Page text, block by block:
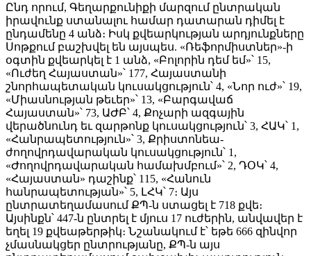
Ընդ որում, Գեղարքունիքի մարզում ընտրական
իրավունք ստանալու համար դատարան դիմել է
ընդամենը 4 անձ։ Իսկ քվեարկության արդյունքները
Սոթքում բաշխվել են այսպես. «Ռեֆորմիստներ»-ի
օգտին քվեարկել է 1 անձ, «Բոլորին դեմ եմ»՝ 15,
«Ուժեղ Հայաստան»՝ 177, Հայաստանի
շնորհապետական կուսակցություն՝ 4, «Նոր ուժ»՝ 19,
«Միասնության թեւեր»՝ 13, «Բարգավաճ
Հայաստան»՝ 73, ԱԺԲ՝ 4, Քոչարի ազգային
վերածնունդ եւ զարթոնք կուսակցություն՝ 3, ՀԱԿ՝ 1,
«Հանրապետություն»՝ 3, Քրիստոնեա-
ժողովրդավարական կուսակցություն՝ 1,
«Ժողովրդավարական համախմբում»՝ 2, ԴՕԿ՝ 4,
«Հայաստան» դաշինք՝ 115, «Հանուն
հանրապետության»՝ 5, ԼՀԿ՝ 7։ Այս
ընտրատեղամասում ՔՊ-ն ստացել է 718 քվե։
Այսինքն՝ 447-ն ընտրել է մյուս 17 ուժերին, անվավեր է
եղել 19 քվեաթերթիկ։ Նշանակում է՝ եթե 666 զինվոր
չմասնակցեր ընտրությանը, ՔՊ-ն այս